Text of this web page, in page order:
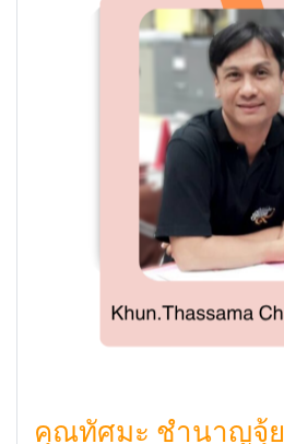
คุณทัศมะ ชำนาญจุ้ย